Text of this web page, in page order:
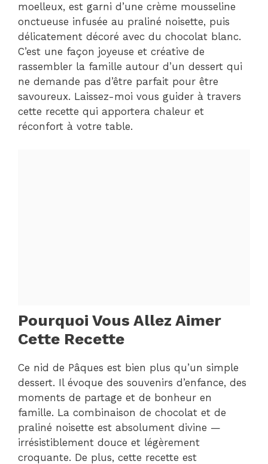
moelleux, est garni d’une crème mousseline
onctueuse infusée au praliné noisette, puis
délicatement décoré avec du chocolat blanc.
C’est une façon joyeuse et créative de
rassembler la famille autour d’un dessert qui
ne demande pas d’être parfait pour être
savoureux. Laissez-moi vous guider à travers
cette recette qui apportera chaleur et
réconfort à votre table.
Pourquoi Vous Allez Aimer
Cette Recette
Ce nid de Pâques est bien plus qu’un simple
dessert. Il évoque des souvenirs d’enfance, des
moments de partage et de bonheur en
famille. La combinaison de chocolat et de
praliné noisette est absolument divine —
irrésistiblement douce et légèrement
croquante. De plus, cette recette est